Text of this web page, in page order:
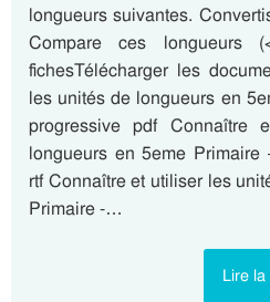
longueurs suivantes.
Compare ces
fichesTélécharger les
les unités de longueurs en
progressive pdf Connaître
longueurs en 5eme Primaire
rtf Connaître et utiliser les
Primaire -…
Lire la